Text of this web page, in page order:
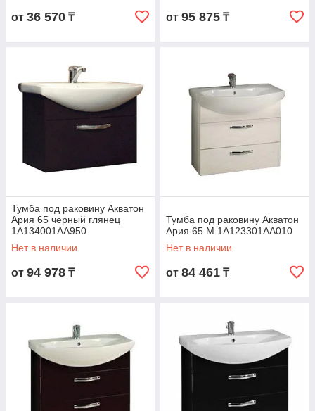
от 36 570 ₸ от 95 875 ₸
Тумба под раковину Акватон
Ария 65 чёрный глянец
1A134001AA950
Нет в наличии
от 94 978 ₸
Тумба под раковину Акватон
Ария 65 М 1A123301AA010
Нет в наличии
от 84 461 ₸